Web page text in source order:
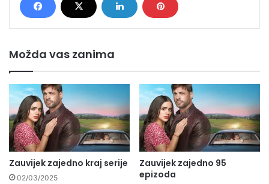
Možda vas zanima
Zauvijek zajedno kraj serije
02/03/2025
Zauvijek zajedno 95
epizoda